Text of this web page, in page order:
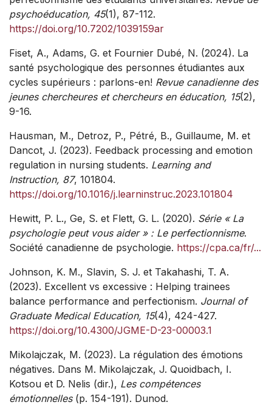
psychoéducation, 45(1), 87-112.
https://doi.org/10.7202/1039159ar
Fiset, A., Adams, G. et Fournier Dubé, N. (2024). La
santé psychologique des personnes étudiantes aux
cycles supérieurs : parlons-en! Revue canadienne des
jeunes chercheures et chercheurs en éducation, 15(2),
9-16.
Hausman, M., Detroz, P., Pétré, B., Guillaume, M. et
Dancot, J. (2023). Feedback processing and emotion
regulation in nursing students. Learning and
Instruction, 87, 101804.
https://doi.org/10.1016/j.learninstruc.2023.101804
Hewitt, P. L., Ge, S. et Flett, G. L. (2020). Série « La
psychologie peut vous aider » : Le perfectionnisme.
Société canadienne de psychologie. https://cpa.ca/fr/...
Johnson, K. M., Slavin, S. J. et Takahashi, T. A.
(2023). Excellent vs excessive : Helping trainees
balance performance and perfectionism. Journal of
Graduate Medical Education, 15(4), 424-427.
https://doi.org/10.4300/JGME-D-23-00003.1
Mikolajczak, M. (2023). La régulation des émotions
négatives. Dans M. Mikolajczak, J. Quoidbach, I.
Kotsou et D. Nelis (dir.), Les compétences
émotionnelles (p. 154-191). Dunod.